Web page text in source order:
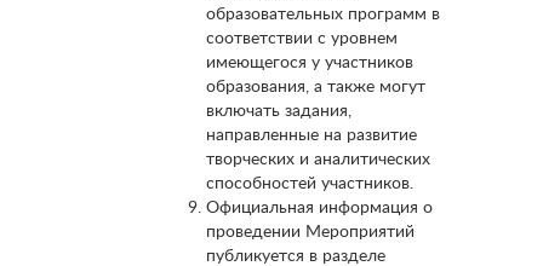
образовательных программ в
соответствии с уровнем
имеющегося у участников
образования, а также могут
включать задания,
направленные на развитие
творческих и аналитических
способностей участников.
Официальная информация о
проведении Мероприятий
публикуется в разделе